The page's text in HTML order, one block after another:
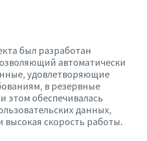
был разработан
автоматически
удовлетворяющие
в резервные
этом обеспечивалась
данных,
высокая скорость работы.